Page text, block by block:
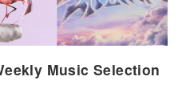
Music Selection